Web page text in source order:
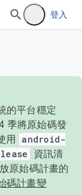
登入
的平台穩定
季將原始碼發
用 android-
資訊清
原始碼計畫的
碼計畫變